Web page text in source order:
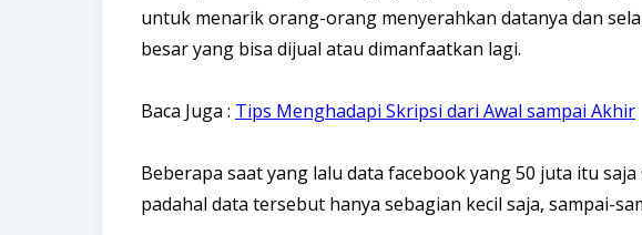
untuk menarik orang-orang menyerahkan datanya dan
besar yang bisa dijual atau dimanfaatkan lagi.
Baca Juga : Tips Menghadapi Skripsi dari Awal sampai Akhir
Beberapa saat yang lalu data facebook yang 50 juta itu
padahal data tersebut hanya sebagian kecil saja, sampai-